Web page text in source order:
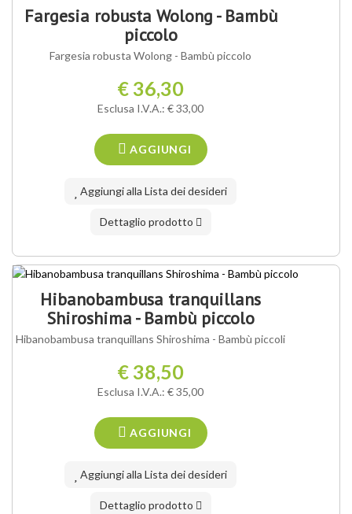
OFFERTA SPECIALE
Fargesia robusta Wolong - Bambù
piccolo
Fargesia robusta Wolong - Bambù piccolo
€ 36,30
Esclusa I.V.A.: € 33,00
AGGIUNGI
Aggiungi alla Lista dei desideri
Dettaglio prodotto
Hibanobambusa tranquillans
Shiroshima - Bambù piccolo
Hibanobambusa tranquillans Shiroshima - Bambù piccoli
€ 38,50
Esclusa I.V.A.: € 35,00
AGGIUNGI
Aggiungi alla Lista dei desideri
Dettaglio prodotto